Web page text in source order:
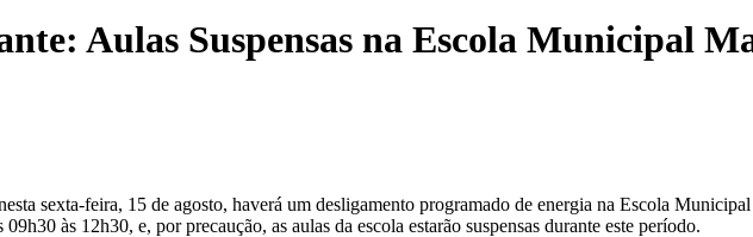
Aulas Suspensas na Escola Municipal
sexta-feira, 15 de agosto, haverá um desligamento programado de energia na Escola
às 12h30, e, por precaução, as aulas da escola estarão suspensas durante este período.